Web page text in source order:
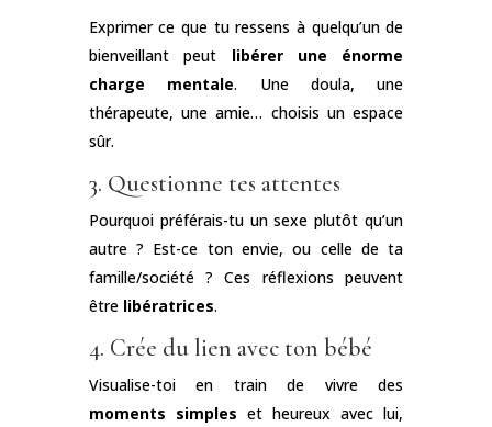
Exprimer ce que tu ressens à quelqu’un de
bienveillant peut libérer une énorme
charge mentale. Une doula, une
thérapeute, une amie… choisis un espace
sûr.
3. Questionne tes attentes
Pourquoi préférais-tu un sexe plutôt qu’un
autre ? Est-ce ton envie, ou celle de ta
famille/société ? Ces réflexions peuvent
être libératrices.
4. Crée du lien avec ton bébé
Visualise-toi en train de vivre des
moments simples et heureux avec lui,